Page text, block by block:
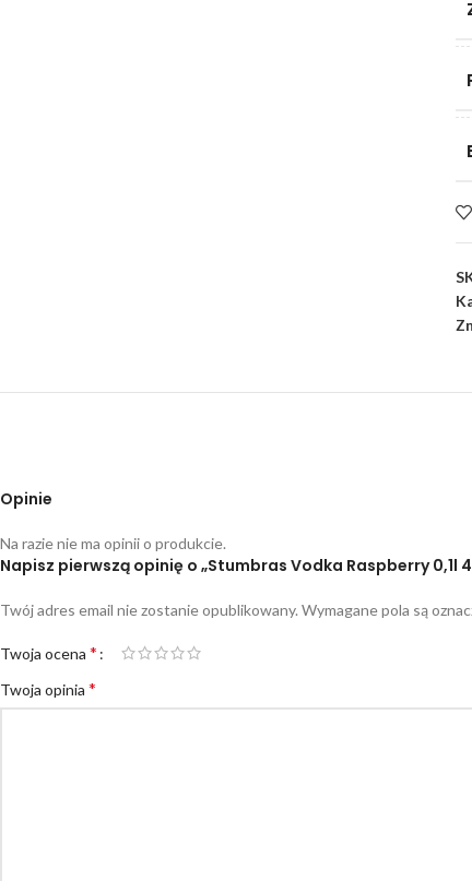
Opinie
Na razie nie ma opinii o produkcie.
Napisz pierwszą opinię o „Stumbras Vodka Raspberry 0,1l
Twój adres email nie zostanie opublikowany. Wymagane pola są
Twoja ocena *
Twoja opinia *